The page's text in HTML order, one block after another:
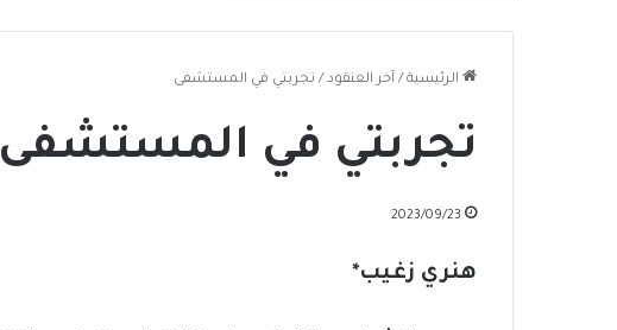
الرئيسية / آخر العنقود / تجربتي في المستشفى
تجربتي في المستشفى
2023/09/23
هنري زغيب*